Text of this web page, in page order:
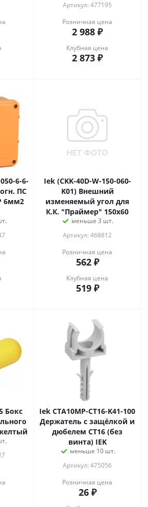
Артикул: 477195
Розничная цена
2 988 ₽
Клубная цена
2 873 ₽
6-6-
ПС
6мм2
Iek (CKK-40D-W-150-060-
K01) Внешний
изменяемый угол для
К.К. "Праймер" 150х60
меньше 3 шт.
Артикул: 468812
Розничная цена
562₽
Клубная цена
519₽
Бокс
Iek CTA10MP-CT16-K41-100
Держатель с защёлкой и
дюбелем CT16 (без
винта) IEK
меньше 10 шт.
Артикул: 475056
Розничная цена
26₽